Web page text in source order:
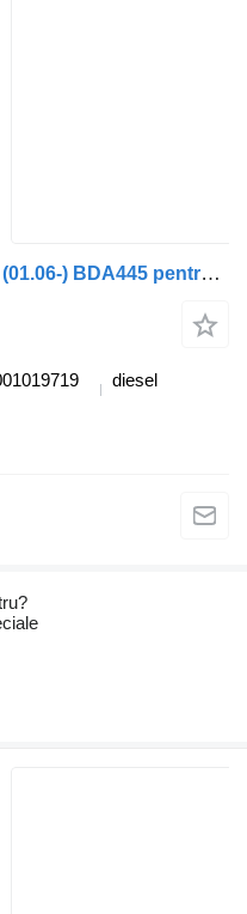
Etrier frana Meritor intersecție (01.06-) BDA445 pentru autobuz Irisbus Arway, Crossway, Crealis, Magelys, Proway, Daily Tourys (2006-)
diesel